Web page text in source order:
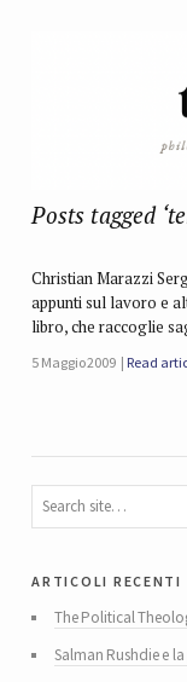
Posts tagged
Christian Marazzi
appunti sul lavoro e
libro, che raccoglie
5 Maggio 2009 Read
articoli recenti
The Political
Salman Rushdie e